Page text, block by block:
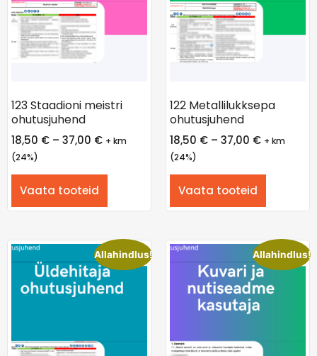
123 Staadioni meistri
ohutusjuhend
18,50 € – 37,00 € + km
(24%)
Vaata tooteid
122 Metallilukksepa
ohutusjuhend
18,50 € – 37,00 € + km
(24%)
Vaata tooteid
Allahindlus! Allahindlus!